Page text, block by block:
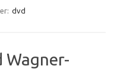
dvd
Wagner-